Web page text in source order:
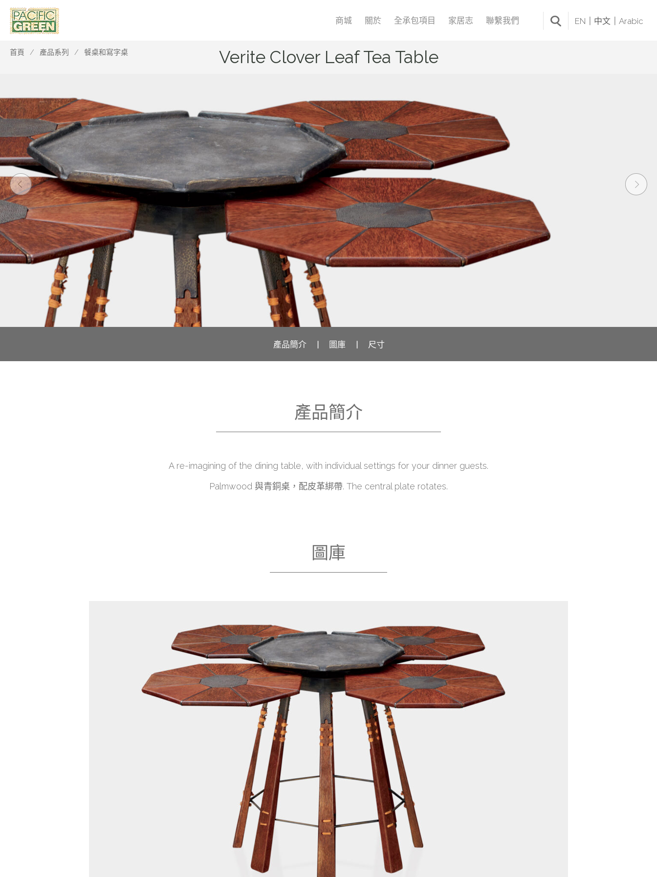
商城 關於 全承包項目 家居志 聯繫我們 EN 中文 Arabic
首頁 產品系列 餐桌和寫字桌 Verite Clover Leaf Tea Table
產品簡介 圖庫 尺寸
產品簡介
A re-imagining of the dining table, with individual settings for your dinner guests.
Palmwood 與青銅桌，配皮革綁帶. The central plate rotates.
圖庫